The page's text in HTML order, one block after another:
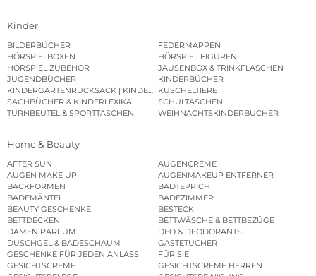
Kinder
BILDERBÜCHER
FEDERMAPPEN
HÖRSPIELBOXEN
HÖRSPIEL FIGUREN
HÖRSPIEL ZUBEHÖR
JAUSENBOX & TRINKFLASCHEN
JUGENDBÜCHER
KINDERBÜCHER
KINDERGARTENRUCKSACK | KINDERGARTENBEUTEL
KUSCHELTIERE
SACHBÜCHER & KINDERLEXIKA
SCHULTASCHEN
TURNBEUTEL & SPORTTASCHEN
WEIHNACHTSKINDERBÜCHER
Home & Beauty
AFTER SUN
AUGENCREME
AUGEN MAKE UP
AUGENMAKEUP ENTFERNER
BACKFORMEN
BADTEPPICH
BADEMÄNTEL
BADEZIMMER
BEAUTY GESCHENKE
BESTECK
BETTDECKEN
BETTWÄSCHE & BETTBEZÜGE
DAMEN PARFUM
DEO & DEODORANTS
DUSCHGEL & BADESCHAUM
GÄSTETÜCHER
GESCHENKE FÜR JEDEN ANLASS
FÜR SIE
GESICHTSCREME
GESICHTSCREME HERREN